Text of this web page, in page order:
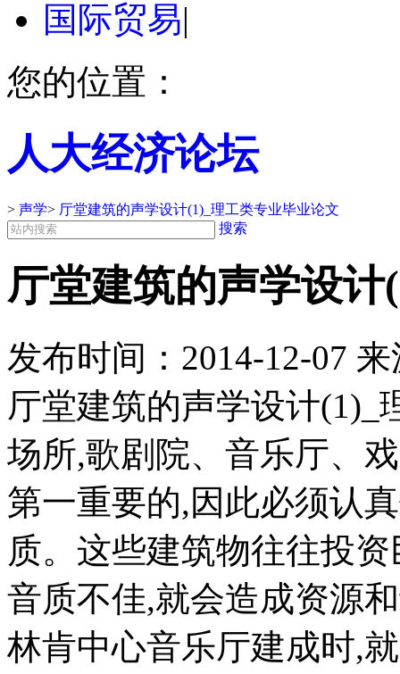
国际贸易|
您的位置：
人大经济论坛
> 声学> 厅堂建筑的声学设计(1)_理工类专业毕业论文
搜索
厅堂建筑的声学设
发布时间： 2014-12-07 来
厅堂建筑的声学设计(1)_
场所,歌剧院、音乐厅、
第一重要的,因此必须认
质。这些建筑物往往投
音质不佳,就会造成资源
林肯中心音乐厅建成时,